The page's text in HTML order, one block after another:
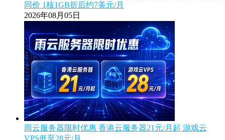
同价 1核1GB折后约7美元/月
2026年08月05日
雨云服务器限时优惠 香港云服务器21元/月起 游戏云
VPS低至28元/月